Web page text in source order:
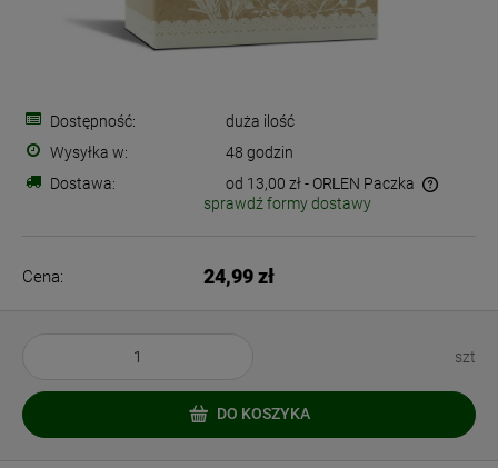
Dostępność:
duża ilość
Wysyłka w:
48 godzin
Dostawa:
od 13,00 zł- ORLEN Paczka
Cena nie zawiera ewentualnych kosztów płatności
sprawdź formy dostawy
Cena: 24,99 zł
szt
DO KOSZYKA